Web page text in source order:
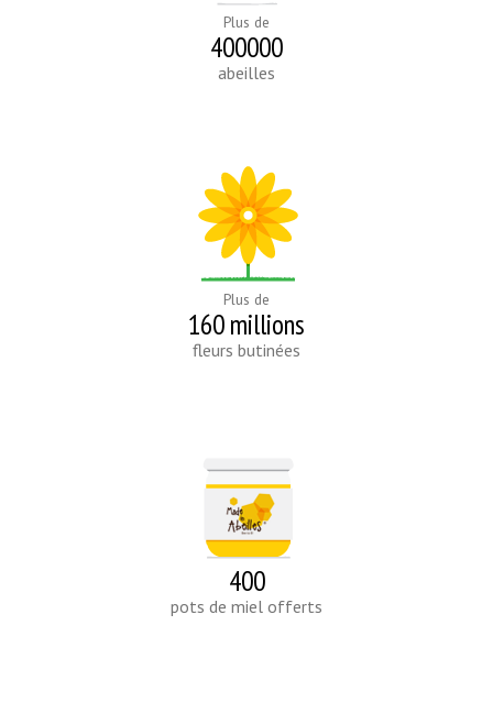
Plus de
400000
abeilles
Plus de
160 millions
fleurs butinées
400
pots de miel offerts